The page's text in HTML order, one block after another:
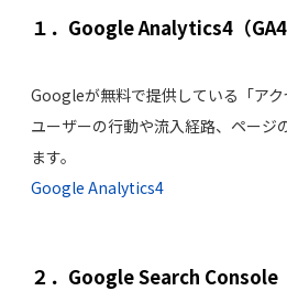
１．Google Analytics4（GA4
Googleが無料で提供している「アク
ユーザーの行動や流入経路、ページ
ます。
Google Analytics4
２．Google Search Console